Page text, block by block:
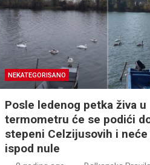
NEKATEGORISANO
Posle ledenog petka živa u
termometru će se podići
stepeni Celzijusovih i neće
ispod nule